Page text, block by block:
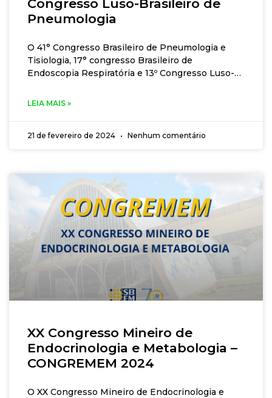
Congresso Luso-Brasileiro de
Pneumologia
O 41° Congresso Brasileiro de Pneumologia e
Tisiologia, 17° congresso Brasileiro de
Endoscopia Respiratória e 13º Congresso Luso-
a 12 de outubro em Florianopólis – SC. Ler mais.
LEIA MAIS »
21 de fevereiro de 2024 Nenhum comentário
XX Congresso Mineiro de
Endocrinologia e Metabologia –
CONGREMEM 2024
O XX Congresso Mineiro de Endocrinologia e